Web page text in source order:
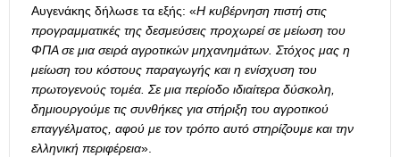
Αυγενάκης δήλωσε τα εξής: «Η κυβέρνηση πιστή στις
προγραμματικές της δεσμεύσεις προχωρεί σε μείωση του
ΦΠΑ σε μια σειρά αγροτικών μηχανημάτων. Στόχος μας η
μείωση του κόστους παραγωγής και η ενίσχυση του
πρωτογενούς τομέα. Σε μια περίοδο ιδιαίτερα δύσκολη,
δημιουργούμε τις συνθήκες για στήριξη του αγροτικού
επαγγέλματος, αφού με τον τρόπο αυτό στηρίζουμε και την
ελληνική περιφέρεια».